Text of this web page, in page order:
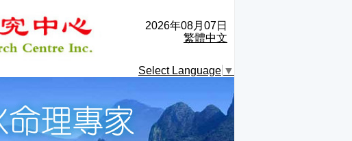
2026年08月07日
繁體中文
Select Language ▼